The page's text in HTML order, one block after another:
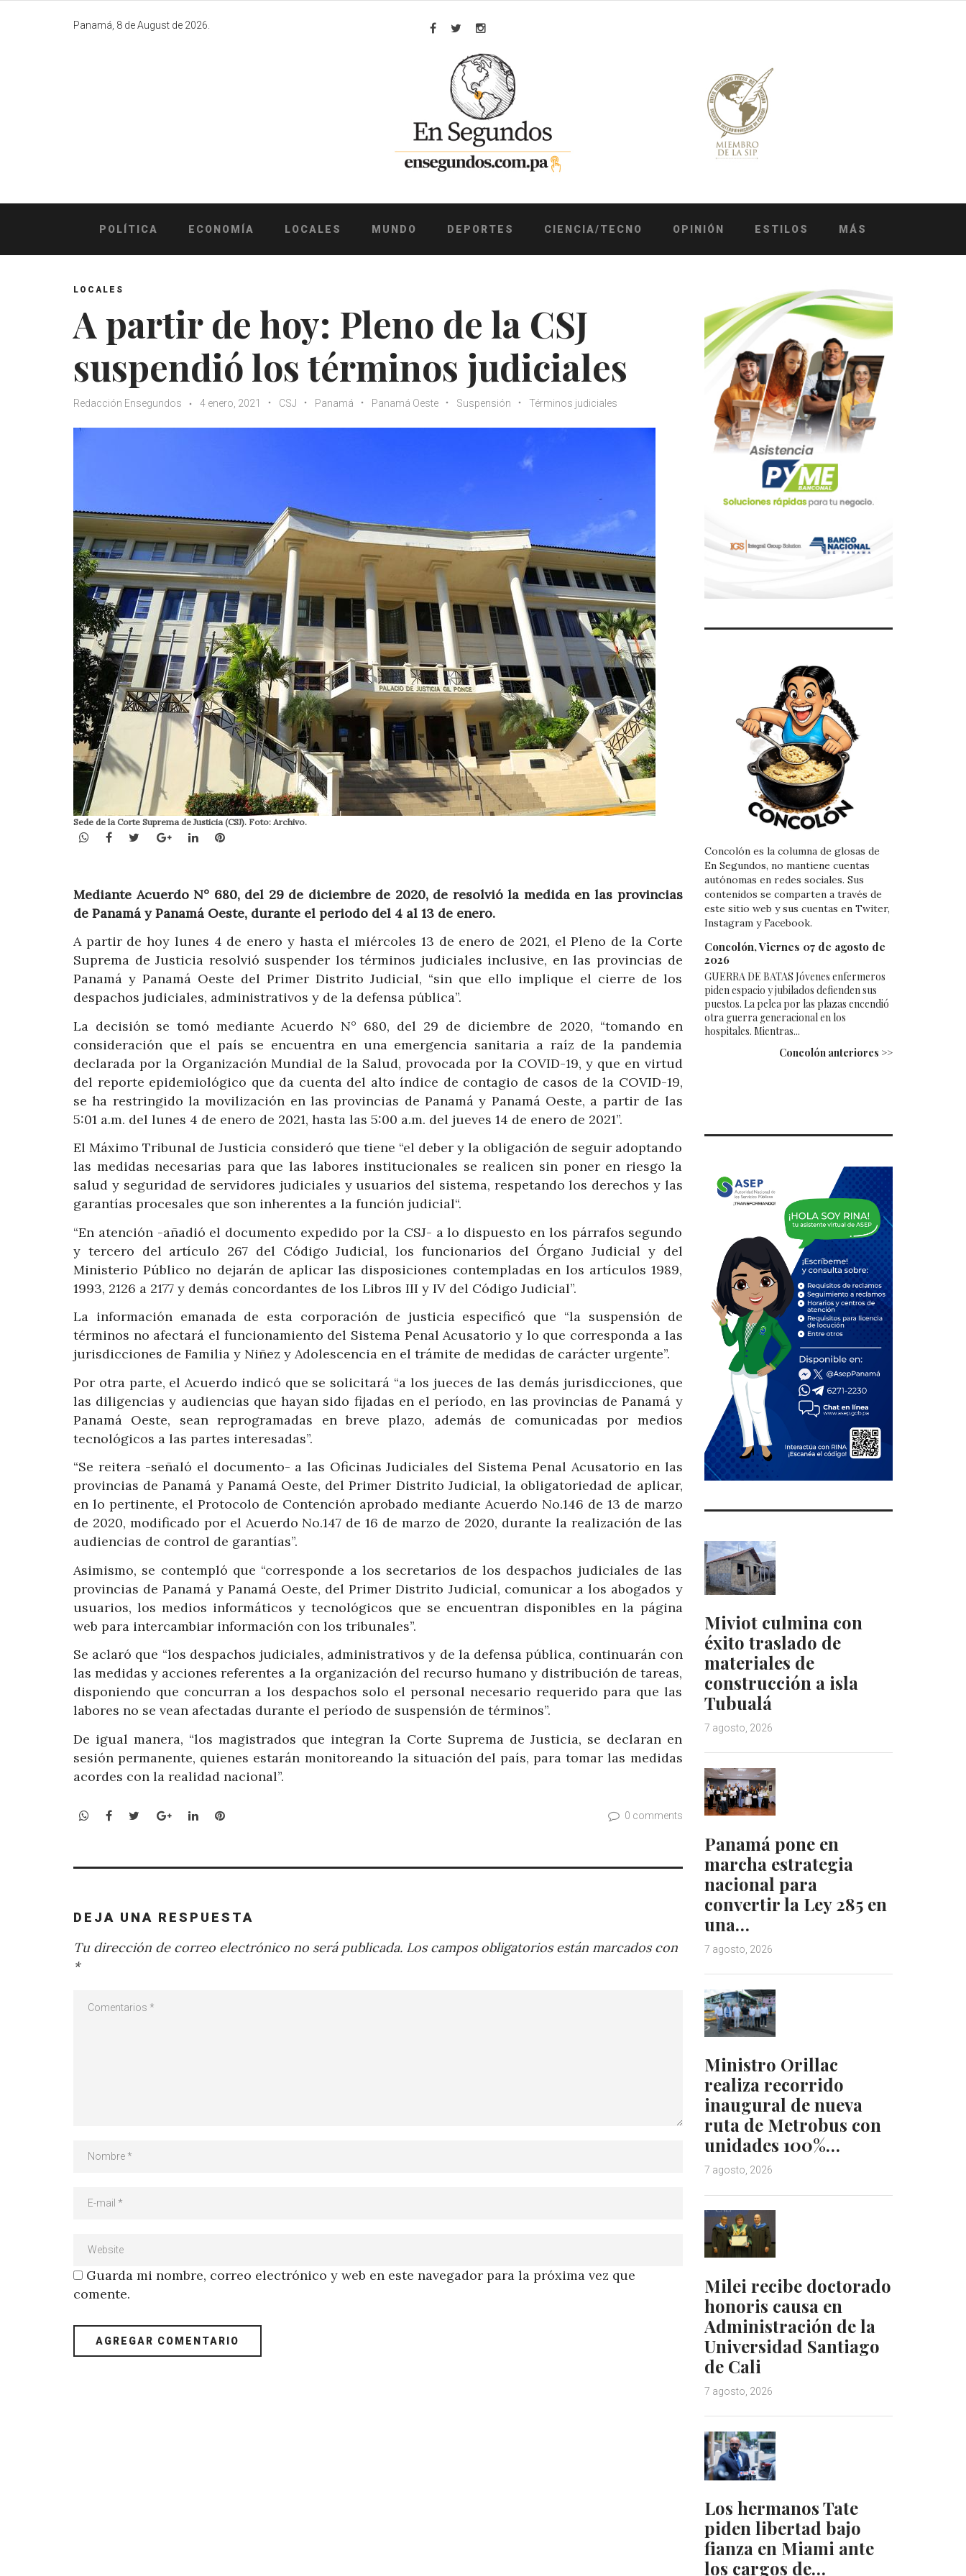
Panamá, 8 de August de 2026.
Facebook
TwitterInstagram
POLÍTICA ECONOMÍA LOCALES MUNDO DEPORTES CIENCIA/TECNO OPINIÓN ESTILOS MÁS
LOCALES
A partir de hoy: Pleno de la CSJ
suspendió los términos judiciales
Redacción Ensegundos 4 enero, 2021 CSJ Panamá Panamá Oeste Suspensión Términos judiciales
Sede de la Corte Suprema de Justicia (CSJ). Foto: Archivo.
WhatsApp
Facebook
TwitterGoogle+LinkedInPinterest
Mediante Acuerdo N° 680, del 29 de diciembre de 2020, de resolvió la medida en las provincias
de Panamá y Panamá Oeste, durante el periodo del 4 al 13 de enero.
A partir de hoy lunes 4 de enero y hasta el miércoles 13 de enero de 2021, el Pleno de la Corte
Suprema de Justicia resolvió suspender los términos judiciales inclusive, en las provincias de
Panamá y Panamá Oeste del Primer Distrito Judicial, “sin que ello implique el cierre de los
despachos judiciales, administrativos y de la defensa pública”.
La decisión se tomó mediante Acuerdo N° 680, del 29 de diciembre de 2020, “tomando en
consideración que el país se encuentra en una emergencia sanitaria a raíz de la pandemia
declarada por la Organización Mundial de la Salud, provocada por la COVID-19, y que en virtud
del reporte epidemiológico que da cuenta del alto índice de contagio de casos de la COVID-19,
se ha restringido la movilización en las provincias de Panamá y Panamá Oeste, a partir de las
5:01 a.m. del lunes 4 de enero de 2021, hasta las 5:00 a.m. del jueves 14 de enero de 2021”.
El Máximo Tribunal de Justicia consideró que tiene “el deber y la obligación de seguir adoptando
las medidas necesarias para que las labores institucionales se realicen sin poner en riesgo la
salud y seguridad de servidores judiciales y usuarios del sistema, respetando los derechos y las
garantías procesales que son inherentes a la función judicial“.
“En atención -añadió el documento expedido por la CSJ- a lo dispuesto en los párrafos segundo
y tercero del artículo 267 del Código Judicial, los funcionarios del Órgano Judicial y del
Ministerio Público no dejarán de aplicar las disposiciones contempladas en los artículos 1989,
1993, 2126 a 2177 y demás concordantes de los Libros III y IV del Código Judicial”.
La información emanada de esta corporación de justicia especificó que “la suspensión de
términos no afectará el funcionamiento del Sistema Penal Acusatorio y lo que corresponda a las
jurisdicciones de Familia y Niñez y Adolescencia en el trámite de medidas de carácter urgente”.
Por otra parte, el Acuerdo indicó que se solicitará “a los jueces de las demás jurisdicciones, que
las diligencias y audiencias que hayan sido fijadas en el período, en las provincias de Panamá y
Panamá Oeste, sean reprogramadas en breve plazo, además de comunicadas por medios
tecnológicos a las partes interesadas”.
“Se reitera -señaló el documento- a las Oficinas Judiciales del Sistema Penal Acusatorio en las
provincias de Panamá y Panamá Oeste, del Primer Distrito Judicial, la obligatoriedad de aplicar,
en lo pertinente, el Protocolo de Contención aprobado mediante Acuerdo No.146 de 13 de marzo
de 2020, modificado por el Acuerdo No.147 de 16 de marzo de 2020, durante la realización de las
audiencias de control de garantías”.
Asimismo, se contempló que “corresponde a los secretarios de los despachos judiciales de las
provincias de Panamá y Panamá Oeste, del Primer Distrito Judicial, comunicar a los abogados y
usuarios, los medios informáticos y tecnológicos que se encuentran disponibles en la página
web para intercambiar información con los tribunales”.
Se aclaró que “los despachos judiciales, administrativos y de la defensa pública, continuarán con
las medidas y acciones referentes a la organización del recurso humano y distribución de tareas,
disponiendo que concurran a los despachos solo el personal necesario requerido para que las
labores no se vean afectadas durante el período de suspensión de términos”.
De igual manera, “los magistrados que integran la Corte Suprema de Justicia, se declaran en
sesión permanente, quienes estarán monitoreando la situación del país, para tomar las medidas
acordes con la realidad nacional”.
WhatsApp
Facebook
TwitterGoogle+LinkedInPinterest 0 comments
DEJA UNA RESPUESTA
Tu dirección de correo electrónico no será publicada. Los campos obligatorios están marcados con
*
Guarda mi nombre, correo electrónico y web en este navegador para la próxima vez que
comente.
Concolón es la columna de glosas de
En Segundos, no mantiene cuentas
autónomas en redes sociales. Sus
contenidos se comparten a través de
este sitio web y sus cuentas en Twiter,
Instagram y Facebook.
Concolón, Viernes 07 de agosto de
2026
GUERRA DE BATAS Jóvenes enfermeros
piden espacio y jubilados defienden sus
puestos. La pelea por las plazas encendió
otra guerra generacional en los
hospitales. Mientras...
Concolón anteriores >>
Miviot culmina con
éxito traslado de
materiales de
construcción a isla
Tubualá
7 agosto, 2026
Panamá pone en
marcha estrategia
nacional para
convertir la Ley 285 en
una…
7 agosto, 2026
Ministro Orillac
realiza recorrido
inaugural de nueva
ruta de Metrobus con
unidades 100%…
7 agosto, 2026
Milei recibe doctorado
honoris causa en
Administración de la
Universidad Santiago
de Cali
7 agosto, 2026
Los hermanos Tate
piden libertad bajo
fianza en Miami ante
los cargos de…